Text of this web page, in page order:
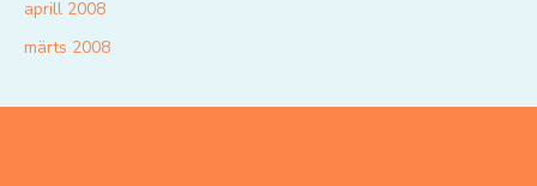
aprill 2008
märts 2008